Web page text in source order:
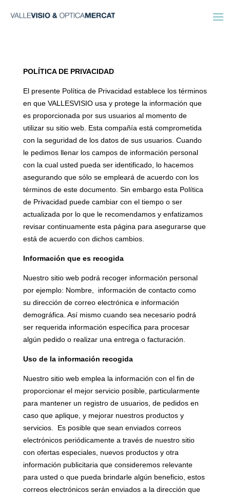
POLÍTICA DE PRIVACIDAD
El presente Política de Privacidad establece los términos
en que VALLESVISIO usa y protege la información que
es proporcionada por sus usuarios al momento de
utilizar su sitio web. Esta compañía está comprometida
con la seguridad de los datos de sus usuarios. Cuando
le pedimos llenar los campos de información personal
con la cual usted pueda ser identificado, lo hacemos
asegurando que sólo se empleará de acuerdo con los
términos de este documento. Sin embargo esta Política
de Privacidad puede cambiar con el tiempo o ser
actualizada por lo que le recomendamos y enfatizamos
revisar continuamente esta página para asegurarse que
está de acuerdo con dichos cambios.
Información que es recogida
Nuestro sitio web podrá recoger información personal
por ejemplo: Nombre, información de contacto como
su dirección de correo electrónica e información
demográfica. Así mismo cuando sea necesario podrá
ser requerida información específica para procesar
algún pedido o realizar una entrega o facturación.
Uso de la información recogida
Nuestro sitio web emplea la información con el fin de
proporcionar el mejor servicio posible, particularmente
para mantener un registro de usuarios, de pedidos en
caso que aplique, y mejorar nuestros productos y
servicios. Es posible que sean enviados correos
electrónicos periódicamente a través de nuestro sitio
con ofertas especiales, nuevos productos y otra
información publicitaria que consideremos relevante
para usted o que pueda brindarle algún beneficio, estos
correos electrónicos serán enviados a la dirección que